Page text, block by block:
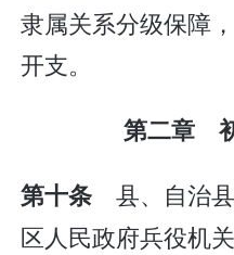
隶属关系分级保障
开支。
第二章
第十条县、自治
区人民政府兵役机